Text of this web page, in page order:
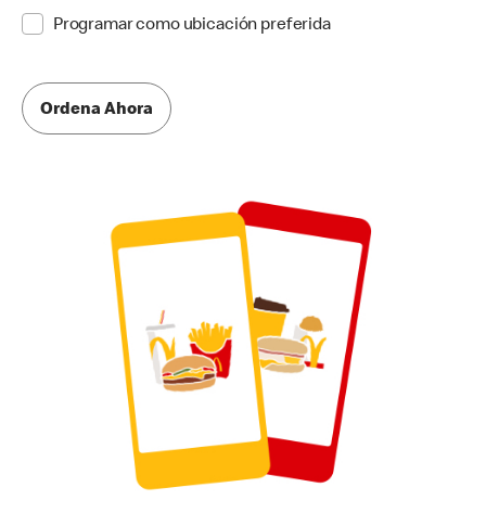
Programar como ubicación preferida
Ordena Ahora